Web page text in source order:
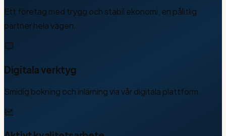
Ett företag med trygg och stabil ekonomi, en pålitlig
partner hela vägen.
Digitala verktyg
Smidig bokning och inlärning via vår digitala plattform.